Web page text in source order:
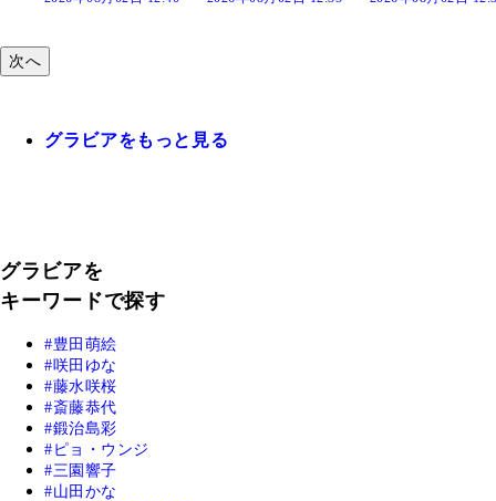
次へ
グラビアをもっと見る
グラビアを
キーワードで探す
豊田萌絵
咲田ゆな
藤水咲桜
斎藤恭代
鍛治島彩
ピョ・ウンジ
三園響子
山田かな